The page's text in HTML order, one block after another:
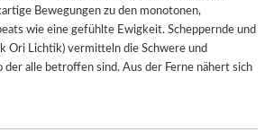
Bewegungen zu den monotonen,
wie eine gefühlte Ewigkeit. Scheppernde und
Ori Lichtik) vermitteln die Schwere und
der alle betroffen sind. Aus der Ferne nähert sich